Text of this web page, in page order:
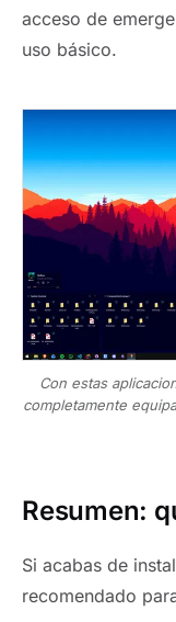
acceso de
uso básico.
Con estas
completamente
Resumen:
Si acabas de
recomendado